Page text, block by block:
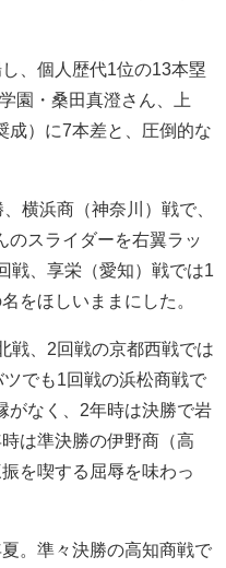
、個人歴代1位の13本塁
園・桑田真澄さん、上
成）に7本差と、圧倒的な
横浜商（神奈川）戦で、
のスライダーを右翼ラッ
戦、享栄（愛知）戦では1
をほしいままにした。
、2回戦の京都西戦では
でも1回戦の浜松商戦で
がなく、2年時は決勝で岩
は準決勝の伊野商（高
を喫する屈辱を味わっ
。準々決勝の高知商戦で